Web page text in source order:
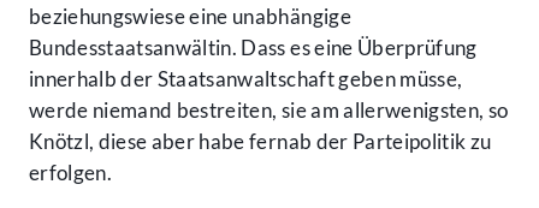
beziehungswiese eine unabhängige
Bundesstaatsanwältin. Dass es eine Überprüfung
innerhalb der Staatsanwaltschaft geben müsse,
werde niemand bestreiten, sie am allerwenigsten, so
Knötzl, diese aber habe fernab der Parteipolitik zu
erfolgen.